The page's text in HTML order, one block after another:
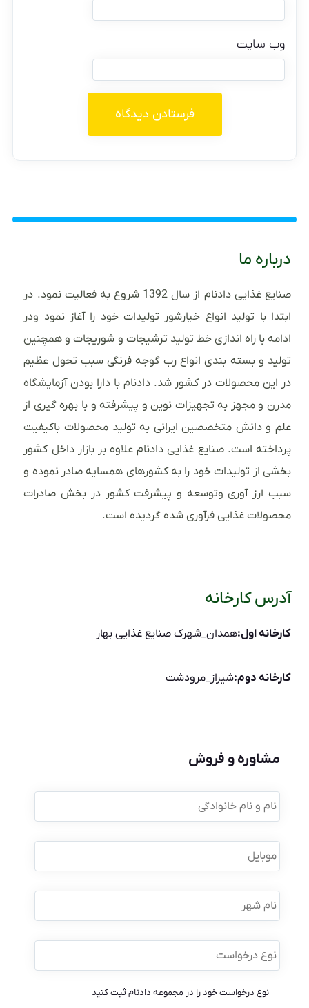
وب‌ سایت
درباره ما
صنایع غذایی دادنام از سال 1392 شروع به فعالیت نمود. در
ابتدا با تولید انواع خیارشور تولیدات خود را آغاز نمود ودر
ادامه با راه اندازی خط تولید ترشیجات و شوریجات و همچنین
تولید و بسته بندی انواع رب گوجه فرنگی سبب تحول عظیم
در این محصولات در کشور شد. دادنام با دارا بودن آزمایشگاه
مدرن و مجهز به تجهیزات نوین و پیشرفته و با بهره گیری از
علم و دانش متخصصین ایرانی به تولید محصولات باکیفیت
پرداخته است. صنایع غذایی دادنام علاوه بر بازار داخل کشور
بخشی از تولیدات خود را به کشورهای همسایه صادر نموده و
سبب ارز آوری وتوسعه و پیشرفت کشور در بخش صادرات
محصولات غذایی فرآوری شده گردیده است.
آدرس کارخانه
کارخانه اول:همدان_شهرک صنایع غذایی بهار
کارخانه دوم:شیراز_مرودشت
مشاوره و فروش
نام
و
نام
موبایل *
نام
شهر
نوع
درخواست *
نوع درخواست خود را در مجموعه دادنام ثبت کنید